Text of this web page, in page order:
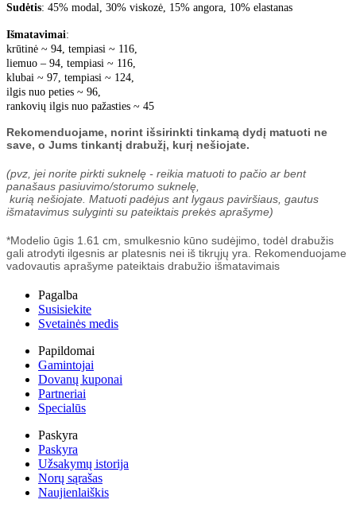
Sudėtis: 45% modal, 30% viskozė, 15% angora, 10% elastanas
Išmatavimai:
krūtinė ~ 94, tempiasi ~ 116,
liemuo – 94, tempiasi ~ 116,
klubai ~ 97, tempiasi ~ 124,
ilgis nuo peties ~ 96,
rankovių ilgis nuo pažasties ~ 45
Rekomenduojame, norint išsirinkti tinkamą dydį matuoti ne
save, o Jums tinkantį drabužį, kurį nešiojate.
(pvz, jei norite pirkti suknelę - reikia matuoti to pačio ar bent
panašaus pasiuvimo/storumo suknelę,
kurią nešiojate. Matuoti padėjus ant lygaus paviršiaus, gautus
išmatavimus sulyginti su pateiktais prekės aprašyme)
*Modelio ūgis 1.61 cm, smulkesnio kūno sudėjimo, todėl drabužis
gali atrodyti ilgesnis ar platesnis nei iš tikrųjų yra. Rekomenduojame
vadovautis aprašyme pateiktais drabužio išmatavimais
Pagalba
Susisiekite
Svetainės medis
Papildomai
Gamintojai
Dovanų kuponai
Partneriai
Specialūs
Paskyra
Paskyra
Užsakymų istorija
Norų sąrašas
Naujienlaiškis